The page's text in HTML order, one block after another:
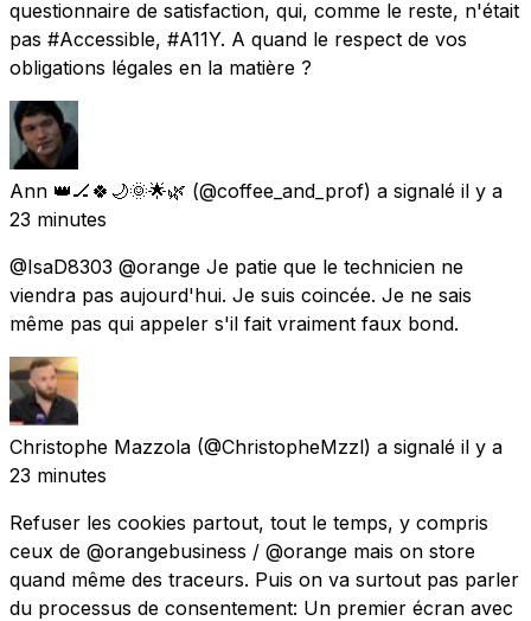
questionnaire de satisfaction, qui, comme le reste, n'était
pas #Accessible, #A11Y. A quand le respect de vos
obligations légales en la matière ?
Ann 👑🏒🍀🌙🌞🌟🌿 (@coffee_and_prof) a signalé il y a
23 minutes
@IsaD8303 @orange Je patie que le technicien ne
viendra pas aujourd'hui. Je suis coincée. Je ne sais
même pas qui appeler s'il fait vraiment faux bond.
Christophe Mazzola (@ChristopheMzzl) a signalé il y a
23 minutes
Refuser les cookies partout, tout le temps, y compris
ceux de @orangebusiness / @orange mais on store
quand même des traceurs. Puis on va surtout pas parler
du processus de consentement: Un premier écran avec